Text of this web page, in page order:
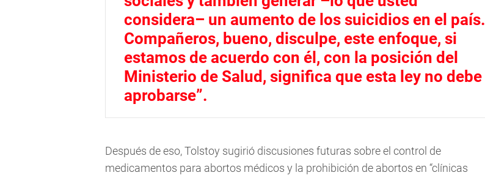
considera– un aumento de los suicidios en el país.
Compañeros, bueno, disculpe, este enfoque, si
estamos de acuerdo con él, con la posición del
Ministerio de Salud, significa que esta ley no debe
aprobarse”.
Después de eso, Tolstoy sugirió discusiones futuras sobre el control de
medicamentos para abortos médicos y la prohibición de abortos en “clínicas